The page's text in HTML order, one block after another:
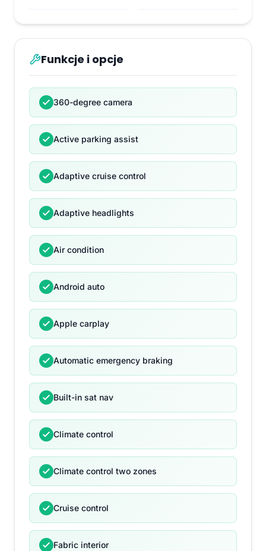
Funkcje i opcje
360-degree camera
Active parking assist
Adaptive cruise control
Adaptive headlights
Air condition
Android auto
Apple carplay
Automatic emergency braking
Built-in sat nav
Climate control
Climate control two zones
Cruise control
Fabric interior